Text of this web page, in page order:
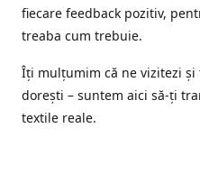
fiecare feedback pozitiv,
treaba cum trebuie.
Îți mulțumim că ne vizitezi
dorești – suntem aici să-ți
textile reale.